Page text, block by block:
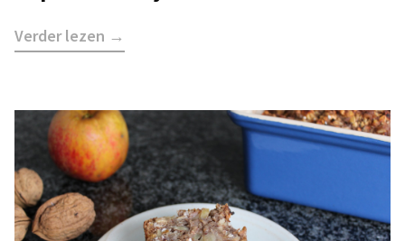
Verder lezen →